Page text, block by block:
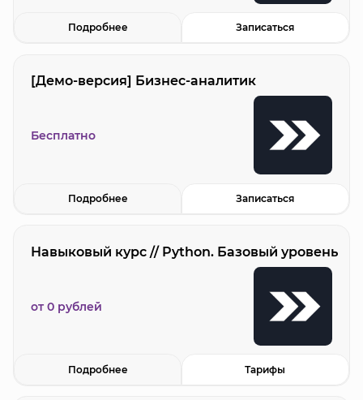
Подробнее Записаться
[Демо-версия] Бизнес-аналитик
Бесплатно
Подробнее Записаться
Навыковый курс // Python. Базовый уровень
от 0 рублей
Подробнее Тарифы